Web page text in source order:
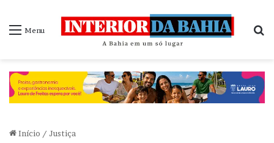
Menu
Início / Justiça